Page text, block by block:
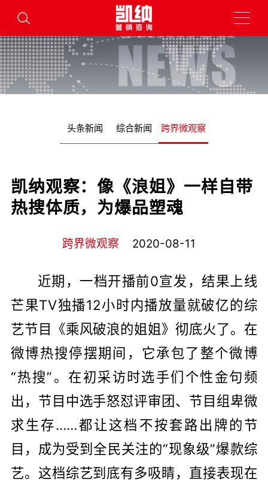
头条新闻 综合新闻 跨界微观察
凯纳观察：像《浪姐》一样自带
热搜体质，为爆品塑魂
跨界微观察 2020-08-11
近期，一档开播前0宣发，结果上线
芒果TV独播12小时内播放量就破亿的综
艺节目《乘风破浪的姐姐》彻底火了。在
微博热搜停摆期间，它承包了整个微博
“热搜”。在初采访时选手们个性金句频
出，节目中选手怒怼评审团、节目组卑微
求生存……都让这档不按套路出牌的节
目，成为受到全民关注的“现象级”爆款综
艺。这档综艺到底有多吸睛，直接表现在